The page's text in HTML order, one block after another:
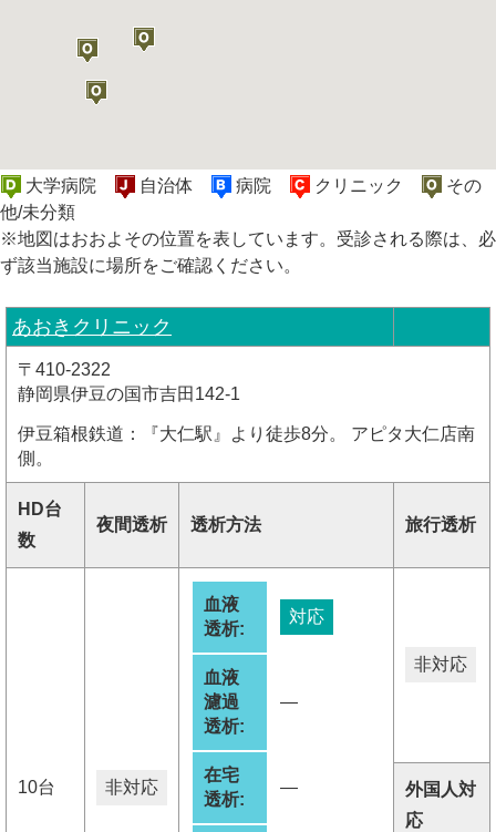
大学病院 自治体 病院 クリニック
その
他/未分類
※地図はおおよその位置を表しています。受診される際は、必
ず該当施設に場所をご確認ください。
あおきクリニック
〒410-2322
静岡県伊豆の国市吉田142-1
伊豆箱根鉄道：『大仁駅』より徒歩8分。 アピタ大仁店南
側。
HD台
数
夜間透析 透析方法 旅行透析
10台 非対応
血液
透析:
対応
血液
濾過
透析:
―
在宅
透析:
―
非対応
外国人対
応